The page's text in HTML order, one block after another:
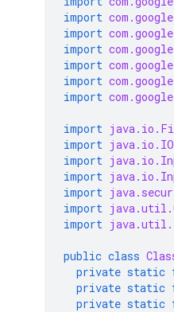
import
import
import
import
import
import
import
import
import
import
import
import
import
public class
private static
private static
private static